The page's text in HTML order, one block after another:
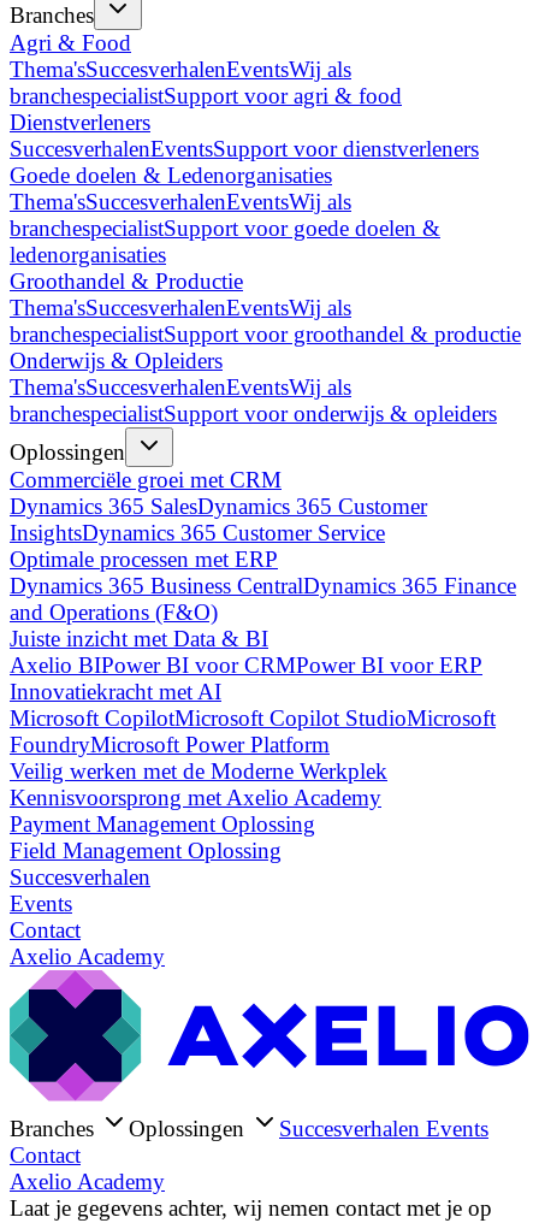
Branches
Agri & Food
Thema'sSuccesverhalenEventsWij als
branchespecialistSupport voor agri & food
Dienstverleners
SuccesverhalenEventsSupport voor dienstverleners
Goede doelen & Ledenorganisaties
Thema'sSuccesverhalenEventsWij als
branchespecialistSupport voor goede doelen &
ledenorganisaties
Groothandel & Productie
Thema'sSuccesverhalenEventsWij als
branchespecialistSupport voor groothandel & productie
Onderwijs & Opleiders
Thema'sSuccesverhalenEventsWij als
branchespecialistSupport voor onderwijs & opleiders
Oplossingen
Commerciële groei met CRM
Dynamics 365 SalesDynamics 365 Customer
InsightsDynamics 365 Customer Service
Optimale processen met ERP
Dynamics 365 Business CentralDynamics 365 Finance
and Operations (F&O)
Juiste inzicht met Data & BI
Axelio BIPower BI voor CRMPower BI voor ERP
Innovatiekracht met AI
Microsoft CopilotMicrosoft Copilot StudioMicrosoft
FoundryMicrosoft Power Platform
Veilig werken met de Moderne Werkplek
Kennisvoorsprong met Axelio Academy
Payment Management Oplossing
Field Management Oplossing
Succesverhalen
Events
Contact
Axelio Academy
Branches Oplossingen Succesverhalen Events
Contact
Axelio Academy
Laat je gegevens achter, wij nemen contact met je op